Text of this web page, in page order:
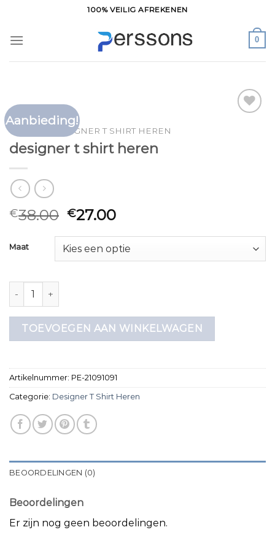
inhoud
100% VEILIG AFREKENEN
0
Aanbieding!
HOME DESIGNER T SHIRT HEREN
designer t shirt heren
€38.00 €27.00
Maat
designer t shirt heren aantal
TOEVOEGEN AAN WINKELWAGEN
Artikelnummer: PE-21091091
Categorie: Designer T Shirt Heren
BEOORDELINGEN (0)
Beoordelingen
Er zijn nog geen beoordelingen.